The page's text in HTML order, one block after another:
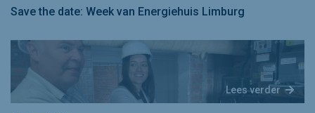
Save the date: Week van Energiehuis Limburg
Lees verder